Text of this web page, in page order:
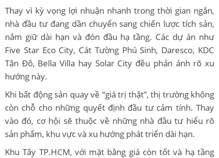
Thay vì kỳ vọng lợi nhuận nhanh trong thời gian ngắn,
nhà đầu tư đang dần chuyển sang chiến lược tích sản,
nắm giữ dài hạn và đón đầu hạ tầng. Các dự án như
Five Star Eco City, Cát Tường Phú Sinh, Daresco, KDC
Tân Đô, Bella Villa hay Solar City đều phản ánh rõ xu
hướng này.
Khi bất động sản quay về “giá trị thật”, thị trường không
còn chỗ cho những quyết định đầu tư cảm tính. Thay
vào đó, cơ hội sẽ thuộc về những nhà đầu tư hiểu rõ
sản phẩm, khu vực và xu hướng phát triển dài hạn.
Khu Tây TP.HCM, với mặt bằng giá còn tốt và hạ tầng